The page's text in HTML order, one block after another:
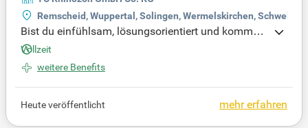
Remscheid, Wuppertal, Solingen, Wermelskirchen, Schwelm,
Bist du einfühlsam, lösungsorientiert und kommun
ikationsstark? Verstärke unser Team als Kundenbe
rater (m/w/d) im Vertrieb und hilf Privat- und Gesc
häftskunden, die idealen Lösungen zu entdecken –
stets freundlich und engagiert.
Vollzeit
weitere Benefits
mehr erfahren
Heute veröffentlicht